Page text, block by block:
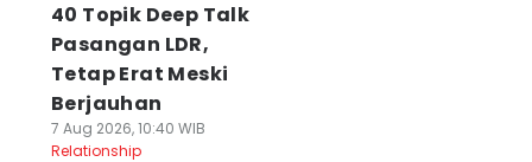
40 Topik Deep Talk
Pasangan LDR,
Tetap Erat Meski
Berjauhan
7 Aug 2026, 10:40 WIB
Relationship